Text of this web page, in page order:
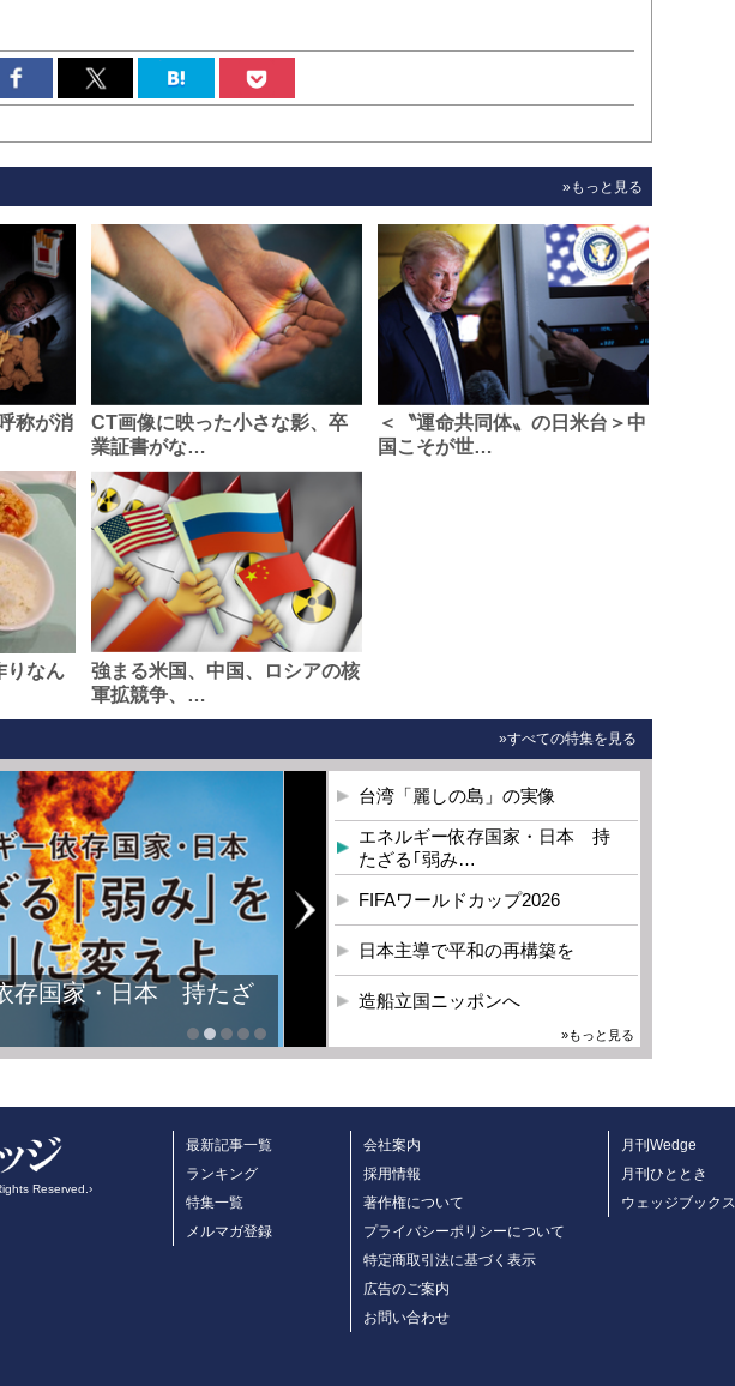
»もっと見る
称が消
CT画像に映った小さな影、卒
業証書がな…
＜〝運命共同体〟の日米台＞中
国こそが世…
りなん
強まる米国、中国、ロシアの核
軍拡競争、…
»すべての特集を見る
存国家・日本 持たざ
台湾「麗しの島」の実像
エネルギー依存国家・日本 持
たざる｢弱み…
FIFAワールドカップ2026
日本主導で平和の再構築を
造船立国ニッポンへ
»もっと見る
Reserved.›
最新記事一覧
ランキング
特集一覧
メルマガ登録
会社案内
採用情報
著作権について
プライバシーポリシーについて
特定商取引法に基づく表示
広告のご案内
お問い合わせ
月刊Wedge
月刊ひととき
ウェッジブックス